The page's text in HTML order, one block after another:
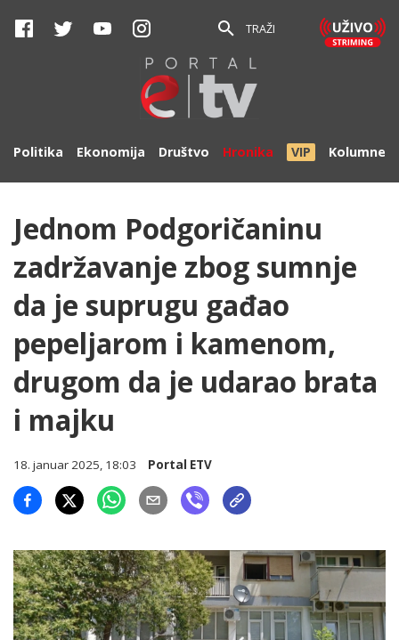
TRAŽI
Politika Ekonomija Društvo Hronika VIP Kolumne
Jednom Podgoričaninu
zadržavanje zbog sumnje
da je suprugu gađao
pepeljarom i kamenom,
drugom da je udarao brata
i majku
18. januar 2025, 18:03 Portal ETV